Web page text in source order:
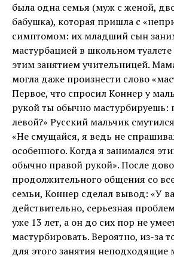
была одна семья (муж с женой,
бабушка), которая пришла с
симптомом: их младший сын
мастурбацией в школьном туалете
этим занятием учительницей.
могла даже произнести слово
Первое, что спросил Коннер у
рукой ты обычно мастурбируешь:
левой?» Русский мальчик
«Не смущайся, я ведь не
особенного. Когда я занимался
обычно правой рукой». После
продолжительного общения со
семьи, Коннер сделал вывод: «У
действительно, серьезная
уже 13 лет, а он до сих пор не
мастурбировать. Вероятно, из-за
для этого занятия неподходящие